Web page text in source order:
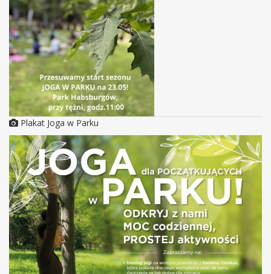
Plakat Joga w Parku